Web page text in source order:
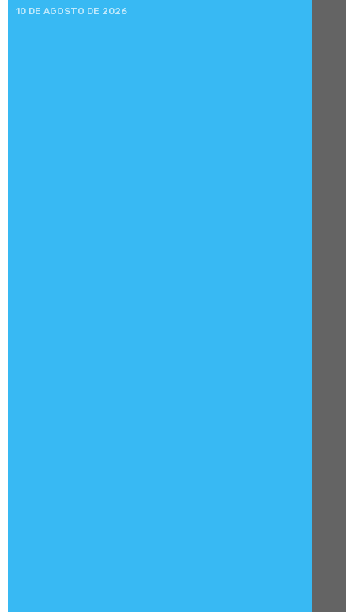
10 DE AGOSTO DE 2026